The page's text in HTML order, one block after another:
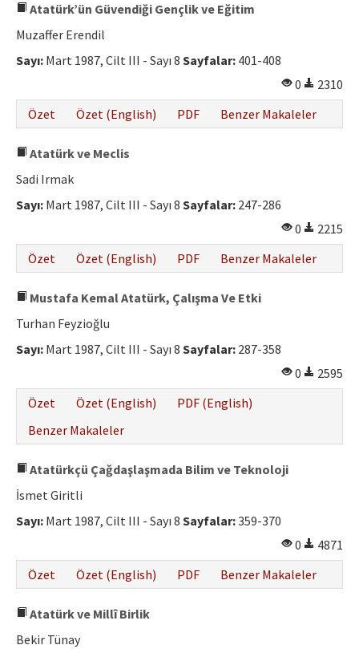
Atatürk’ün Güvendiği Gençlik ve Eğitim
Muzaffer Erendil
Sayı: Mart 1987, Cilt III - Sayı 8 Sayfalar: 401-408
0
2310
Özet
Özet (English) PDF Benzer Makaleler
Atatürk ve Meclis
Sadi Irmak
Sayı: Mart 1987, Cilt III - Sayı 8 Sayfalar: 247-286
0
2215
Özet
Özet (English) PDF Benzer Makaleler
Mustafa Kemal Atatürk, Çalışma Ve Etki
Turhan Feyzioğlu
Sayı: Mart 1987, Cilt III - Sayı 8 Sayfalar: 287-358
0
2595
Özet
Özet (English)
PDF (English)
Benzer Makaleler
Atatürkçü Çağdaşlaşmada Bilim ve Teknoloji
İsmet Giritli
Sayı: Mart 1987, Cilt III - Sayı 8 Sayfalar:359-370
0
4871
Özet
Özet (English) PDF Benzer Makaleler
Atatürk ve Millî Birlik
Bekir Tünay